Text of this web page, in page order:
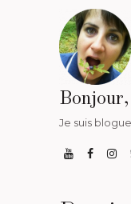
Je suis